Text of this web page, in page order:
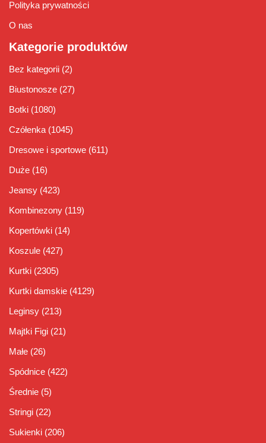
Polityka prywatności
O nas
Kategorie produktów
Bez kategorii (2)
Biustonosze (27)
Botki (1080)
Czółenka (1045)
Dresowe i sportowe (611)
Duże (16)
Jeansy (423)
Kombinezony (119)
Kopertówki (14)
Koszule (427)
Kurtki (2305)
Kurtki damskie (4129)
Leginsy (213)
Majtki Figi (21)
Małe (26)
Spódnice (422)
Średnie (5)
Stringi (22)
Sukienki (206)